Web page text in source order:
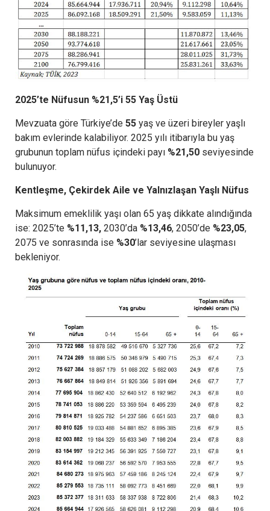
2025’te Nüfusun %21,5’i 55 Yaş Üstü
Mevzuata göre Türkiye’de 55 yaş ve üzeri bireyler yaşlı
bakım evlerinde kalabiliyor. 2025 yılı itibarıyla bu yaş
grubunun toplam nüfus içindeki payı %21,50 seviyesinde
bulunuyor.
Kentleşme, Çekirdek Aile ve Yalnızlaşan Yaşlı Nüfus
Maksimum emeklilik yaşı olan 65 yaş dikkate alındığında
ise: 2025’te %11,13, 2030’da %13,46, 2050’de %23,05,
2075 ve sonrasında ise %30’lar seviyesine ulaşması
bekleniyor.